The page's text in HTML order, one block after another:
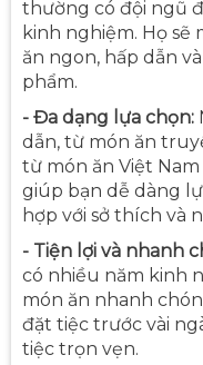
thường có đội ngũ
kinh nghiệm. Họ
ăn ngon, hấp dẫn
phẩm.
- Đa dạng lựa chọn:
dẫn, từ món ăn
từ món ăn Việt
giúp bạn dễ dàng
hợp với sở thích và
- Tiện lợi và nhanh
có nhiều năm kinh
món ăn nhanh
đặt tiệc trước vài
tiệc trọn vẹn.